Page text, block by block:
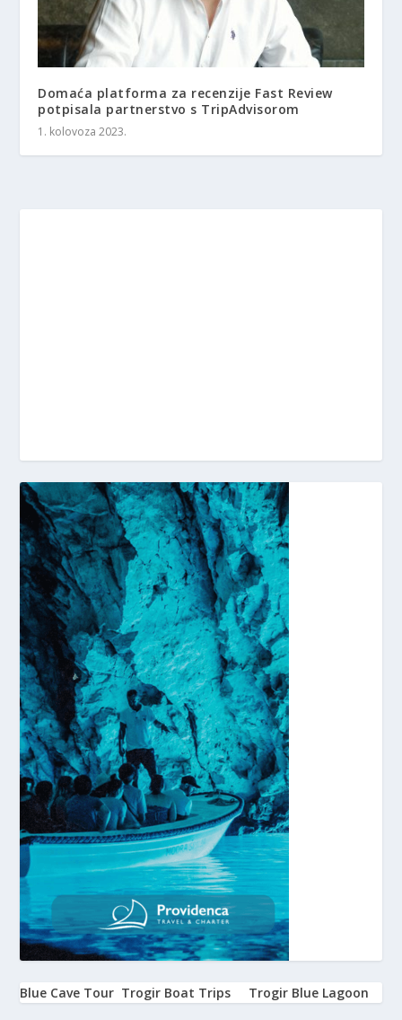
Domaća platforma za recenzije Fast Review
potpisala partnerstvo s TripAdvisorom
1. kolovoza 2023.
Blue Cave Tour Trogir Boat Trips Trogir Blue Lagoon